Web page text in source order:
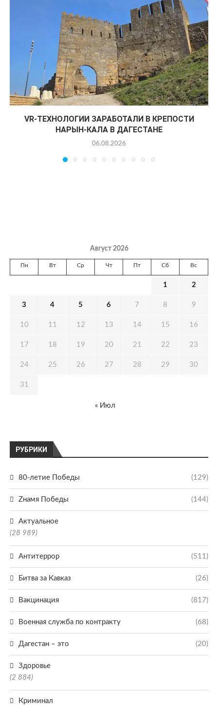
VR-ТЕХНОЛОГИИ ЗАРАБОТАЛИ В КРЕПОСТИ
НАРЫН-КАЛА В ДАГЕСТАНЕ
06.08.2026
РУБРИКИ
80-летие Победы (129)
Zнамя Победы (144)
Актуальное
(28 989)
Антитеррор (511)
Битва за Кавказ (26)
Вакцинация (817)
Военная служба по контракту (68)
Дагестан – это (20)
Здоровье
(2 884)
Криминал
Август 2026
Пн Вт Ср Чт Пт Сб Вс
1 2
3 4 5 6 7 8 9
10 11 12 13 14 15 16
17 18 19 20 21 22 23
24 25 26 27 28 29 30
31
« Июл